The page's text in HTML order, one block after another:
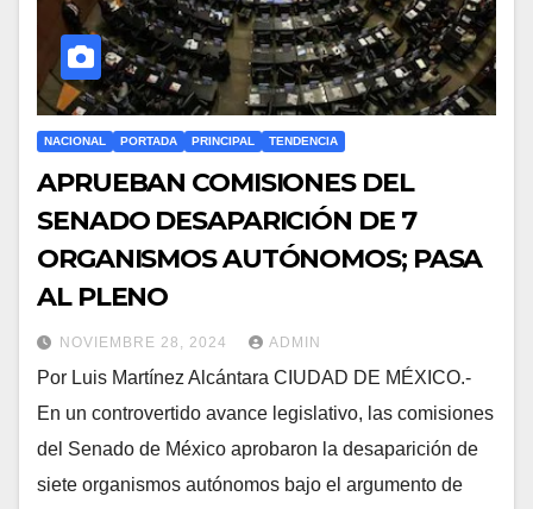
NACIONAL PORTADA PRINCIPAL TENDENCIA
APRUEBAN COMISIONES DEL
SENADO DESAPARICIÓN DE 7
ORGANISMOS AUTÓNOMOS; PASA
AL PLENO
NOVIEMBRE 28, 2024 ADMIN
Por Luis Martínez Alcántara CIUDAD DE MÉXICO.-
En un controvertido avance legislativo, las comisiones
del Senado de México aprobaron la desaparición de
siete organismos autónomos bajo el argumento de